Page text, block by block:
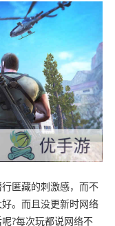
匿藏的刺激感，而不
。而且没更新时网络
?每次玩都说网络不